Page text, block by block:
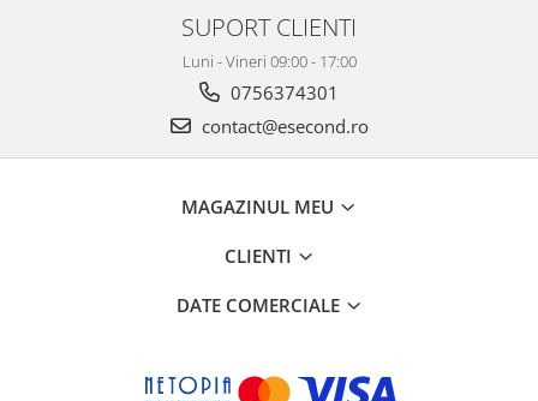
SUPORT CLIENTI
Luni - Vineri 09:00 - 17:00
0756374301
contact@esecond.ro
MAGAZINUL MEU
CLIENTI
DATE COMERCIALE